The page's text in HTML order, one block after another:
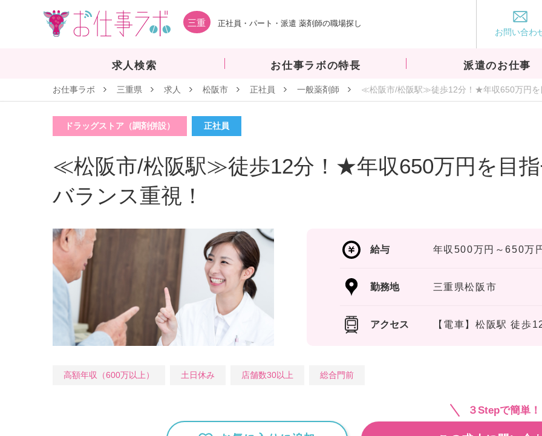
三重 正社員・パート・派遣 薬剤師の職場探し
お問い合わ
求人検索 お仕事ラボの特長 派遣のお仕事
お仕事ラボ 三重県 求人 松阪市 正社員 一般薬剤師 ≪松阪市/松阪駅≫徒歩12分！★年収650万円
ドラッグストア（調剤併設） 正社員
≪松阪市/松阪駅≫徒歩12分！★年収650万円を目
バランス重視！
給与 年収500万円～650万
勤務地 三重県松阪市
アクセス 【電車】松阪駅 徒歩
高額年収（600万以上） 土日休み 店舗数30以上 総合門前
３Stepで簡単！